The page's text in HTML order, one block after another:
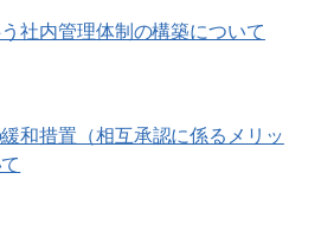
社内管理体制の構築について
緩和措置（相互承認に係るメリッ